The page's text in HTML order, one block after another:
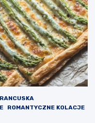
ROMANTYCZNE KOLACJE